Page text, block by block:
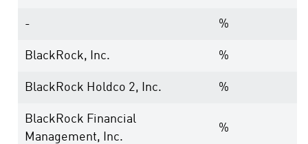
- %
BlackRock, Inc. %
BlackRock Holdco 2, Inc. %
BlackRock Financial
Management, Inc.
%